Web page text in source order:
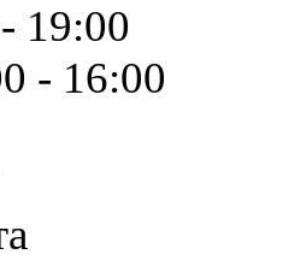
19:00
- 16:00